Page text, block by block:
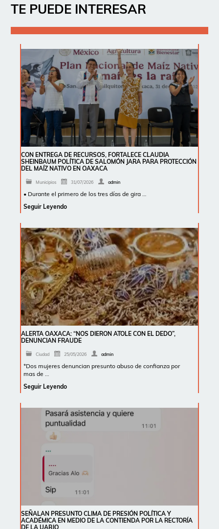
TE PUEDE INTERESAR
CON ENTREGA DE RECURSOS, FORTALECE CLAUDIA
SHEINBAUM POLÍTICA DE SALOMÓN JARA PARA PROTECCIÓN
DEL MAÍZ NATIVO EN OAXACA
Municipios 31/07/2026 admin
• Durante el primero de los tres días de gira …
Seguir Leyendo
ALERTA OAXACA: “NOS DIERON ATOLE CON EL DEDO”,
DENUNCIAN FRAUDE
Ciudad 25/05/2026 admin
*Dos mujeres denuncian presunto abuso de confianza por
mas de …
Seguir Leyendo
SEÑALAN PRESUNTO CLIMA DE PRESIÓN POLÍTICA Y
ACADÉMICA EN MEDIO DE LA CONTIENDA POR LA RECTORÍA
DE LA UABJO